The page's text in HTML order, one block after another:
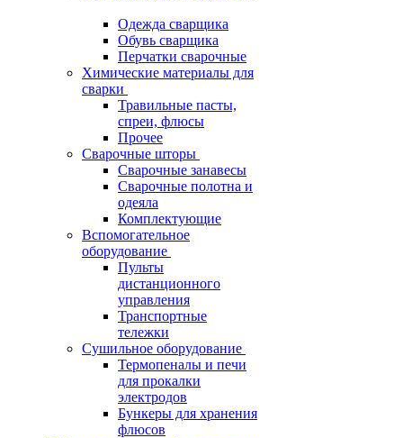
Одежда сварщика
Обувь сварщика
Перчатки сварочные
Химические материалы для
сварки
Травильные пасты,
спреи, флюсы
Прочее
Сварочные шторы
Сварочные занавесы
Сварочные полотна и
одеяла
Комплектующие
Вспомогательное
оборудование
Пульты
дистанционного
управления
Транспортные
тележки
Сушильное оборудование
Термопеналы и печи
для прокалки
электродов
Бункеры для хранения
флюсов